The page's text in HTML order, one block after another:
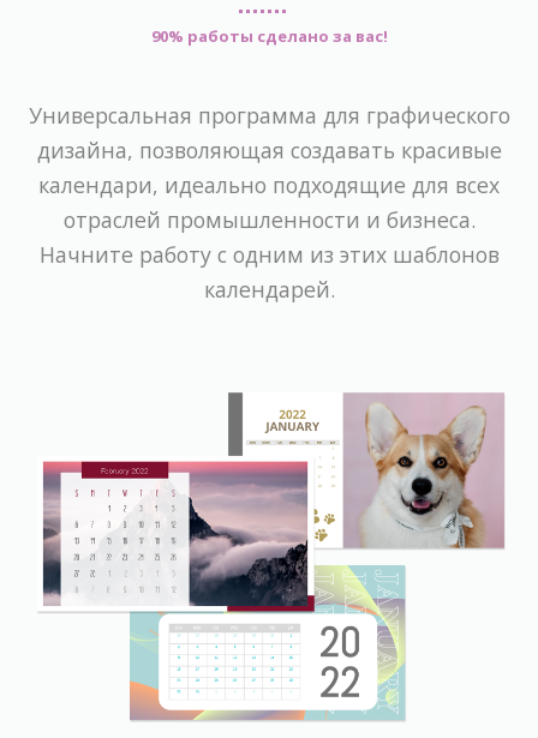
90% работы сделано за вас!
Универсальная программа для графического
дизайна, позволяющая создавать красивые
календари, идеально подходящие для всех
отраслей промышленности и бизнеса.
Начните работу с одним из этих шаблонов
календарей.